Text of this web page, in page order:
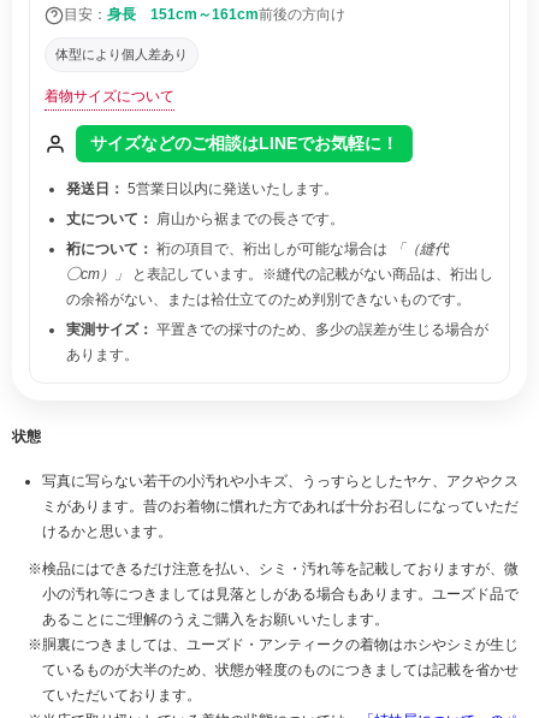
目安： 身長 151cm～161cm前後の方向け
体型により個人差あり
着物サイズについて
サイズなどのご相談はLINEでお気軽に！
発送日： 5営業日以内に発送いたします。
丈について： 肩山から裾までの長さです。
裄について： 裄の項目で、裄出しが可能な場合は
「（縫代
◯cm）」
と表記しています。※縫代の記載がない商品は、裄出し
の余裕がない、または袷仕立てのため判別できないものです。
実測サイズ： 平置きでの採寸のため、多少の誤差が生じる場合が
あります。
状態
写真に写らない若干の小汚れや小キズ、うっすらとしたヤケ、アクやクス
ミがあります。昔のお着物に慣れた方であれば十分お召しになっていただ
けるかと思います。
検品にはできるだけ注意を払い、シミ・汚れ等を記載しておりますが、微
小の汚れ等につきましては見落としがある場合もあります。ユーズド品で
あることにご理解のうえご購入をお願いいたします。
胴裏につきましては、ユーズド・アンティークの着物はホシやシミが生じ
ているものが大半のため、状態が軽度のものにつきましては記載を省かせ
ていただいております。